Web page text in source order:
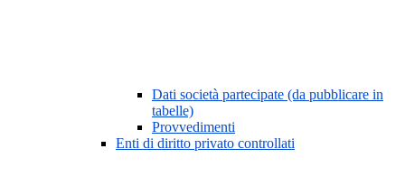
Dati società partecipate (da pubblicare in
tabelle)
Provvedimenti
Enti di diritto privato controllati